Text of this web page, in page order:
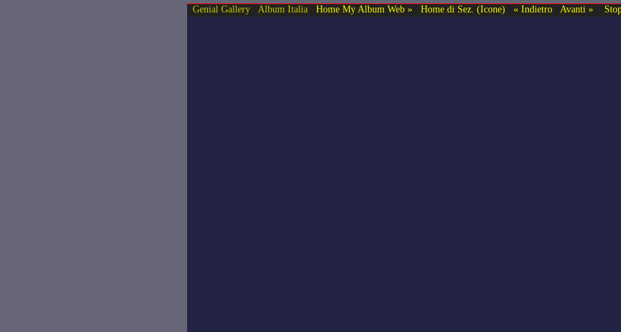
Genial Gallery Album Italia Home My Album Web » Home di Sez. (Icone) « Indietro Avanti »